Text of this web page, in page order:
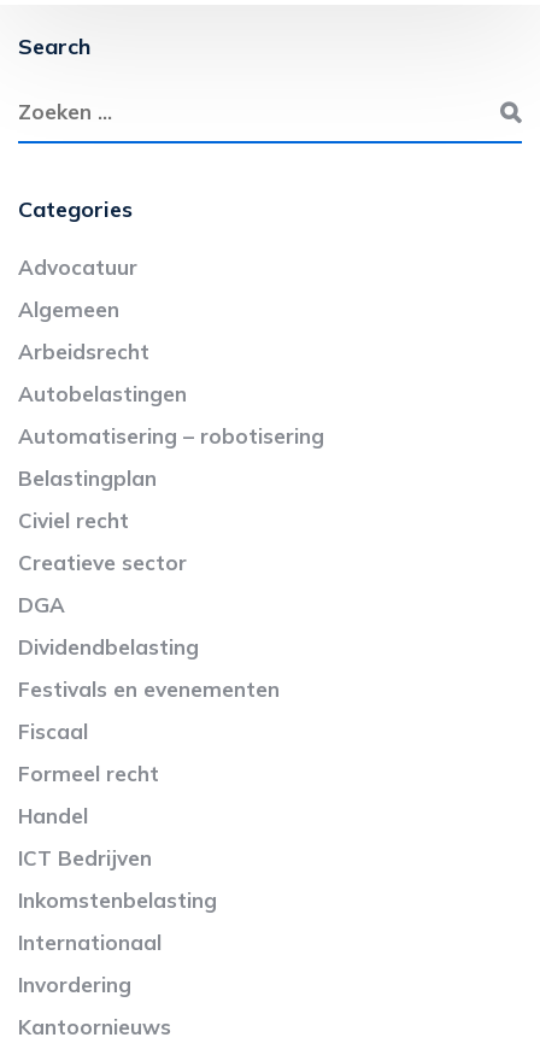
Search
Categories
Advocatuur
Algemeen
Arbeidsrecht
Autobelastingen
Automatisering – robotisering
Belastingplan
Civiel recht
Creatieve sector
DGA
Dividendbelasting
Festivals en evenementen
Fiscaal
Formeel recht
Handel
ICT Bedrijven
Inkomstenbelasting
Internationaal
Invordering
Kantoornieuws